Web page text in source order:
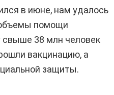
в июне, нам удалось
помощи
свыше 38 млн человек
вакцинацию, а
защиты.